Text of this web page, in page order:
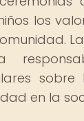
los
sobre
en la